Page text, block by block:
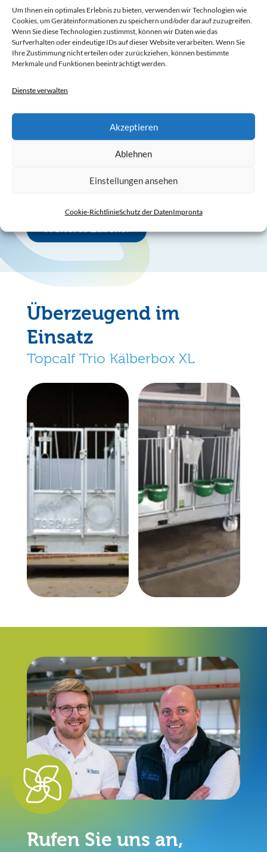
Um Ihnen ein optimales Erlebnis zu bieten, verwenden wir Technologien wie
Cookies, um Geräteinformationen zu speichern und/oder darauf zuzugreifen.
Wenn Sie diese Technologien zustimmst, können wir Daten wie das
Surfverhalten oder eindeutige IDs auf dieser Website verarbeiten. Wenn Sie
Ihre Zustimmung nicht erteilen oder zurückziehen, können bestimmte
Merkmale und Funktionen beeinträchtigt werden.
Dienste verwalten
Akzeptieren
Ablehnen
Einstellungen ansehen
Cookie-RichtlinieSchutz der DatenImpronta
Betrieb nehmen!
Drei Tränkeeimerhalterungen
Doppelte Eimerhalterungen
Überzeugend im
Einsatz
Topcalf Trio Kälberbox XL
Rufen Sie uns an,